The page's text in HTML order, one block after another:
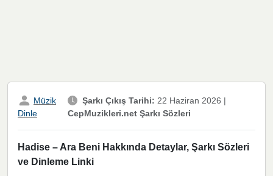
Müzik
Dinle
Şarkı Çıkış Tarihi: 22 Haziran 2026 |
CepMuzikleri.net Şarkı Sözleri
Hadise – Ara Beni Hakkında Detaylar, Şarkı Sözleri
ve Dinleme Linki